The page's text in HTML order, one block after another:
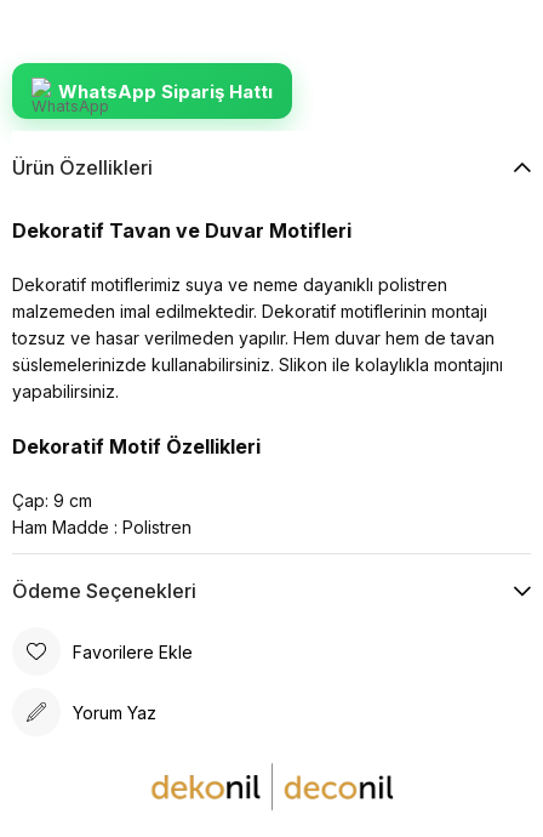
WhatsApp Sipariş Hattı
Ürün Özellikleri
Dekoratif Tavan ve Duvar Motifleri
Dekoratif motiflerimiz suya ve neme dayanıklı polistren
malzemeden imal edilmektedir. Dekoratif motiflerinin montajı
tozsuz ve hasar verilmeden yapılır. Hem duvar hem de tavan
süslemelerinizde kullanabilirsiniz. Slikon ile kolaylıkla montajını
yapabilirsiniz.
Dekoratif Motif Özellikleri
Çap: 9 cm
Ham Madde : Polistren
Ödeme Seçenekleri
Favorilere Ekle
Yorum Yaz